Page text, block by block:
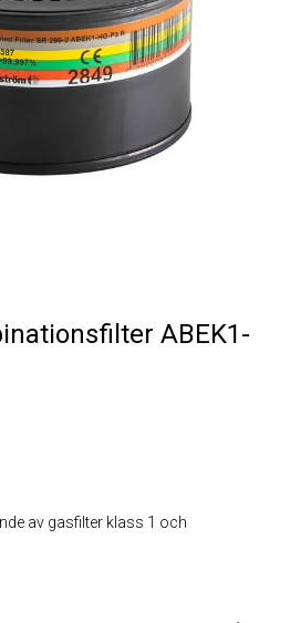
ABEK1-
av gasfilter klass 1 och